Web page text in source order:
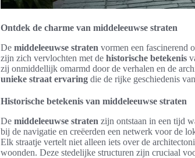
Ontdek de charme van middeleeuwse straten
De middeleeuwse straten vormen een fascinerend
zijn zich vervlochten met de historische betekenis
zij onmiddellijk omarmd door de verhalen en de
unieke straat ervaring die de rijke geschiedenis
Historische betekenis van middeleeuwse straten
De middeleeuwse straten zijn ontstaan in een tijd
bij de navigatie en creëerden een netwerk voor de
Elk straatje vertelt niet alleen iets over de
woonden. Deze stedelijke structuren zijn cruciaal